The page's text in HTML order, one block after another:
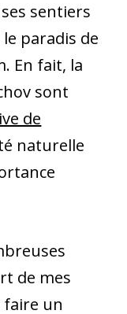
sentiers
paradis de
En fait, la
sont
de
naturelle
de mes
faire un